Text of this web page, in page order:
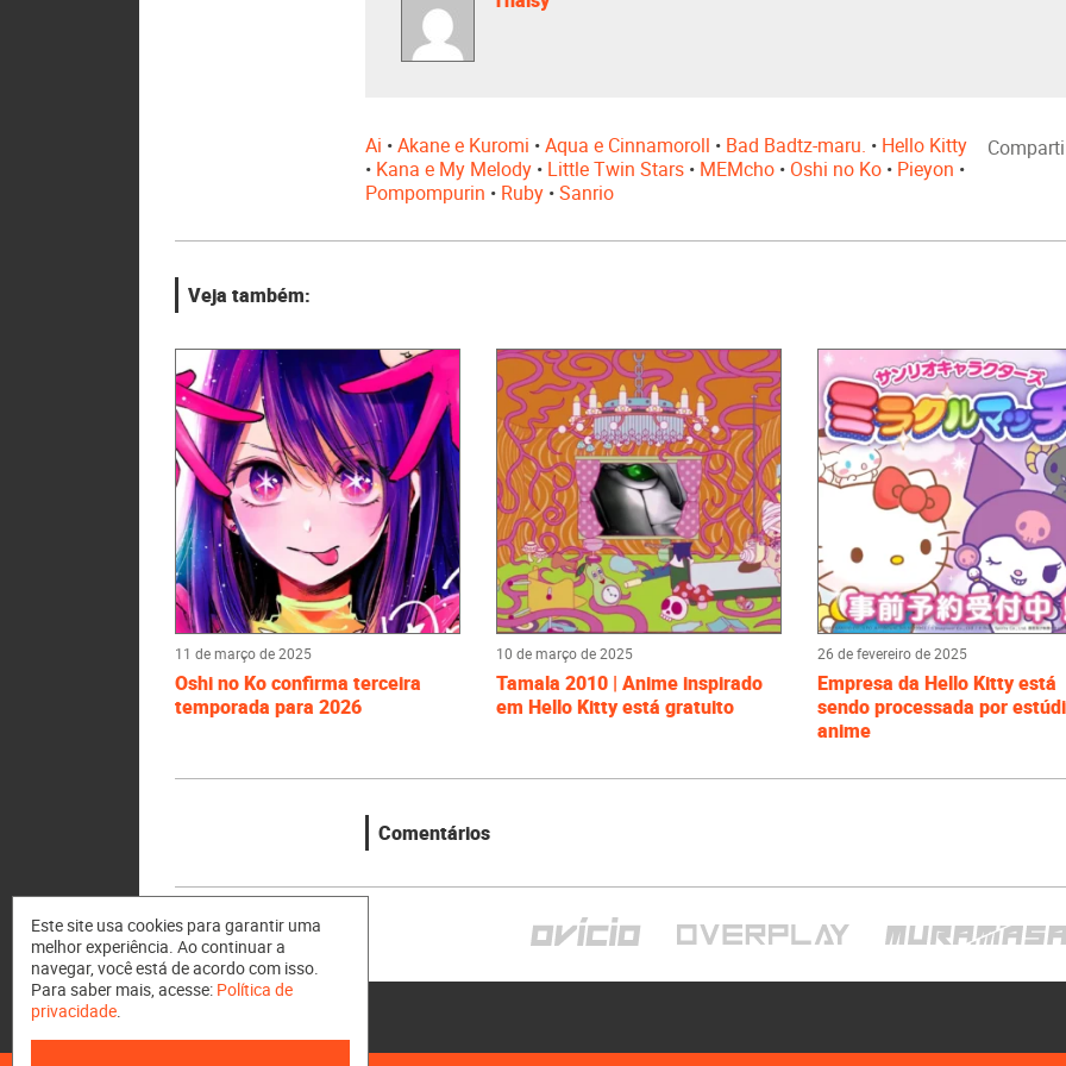
Ai •Akane e Kuromi •Aqua e Cinnamoroll • Bad Badtz-maru. • Hello Kitty
• Kana e My Melody • Little Twin Stars • MEMcho • Oshi no Ko • Pieyon •
Pompompurin • Ruby •Sanrio
Veja também:
11 de março de 2025
Oshi no Ko confirma terceira
temporada para 2026
10 de março de 2025
Tamala 2010 | Anime inspirado
em Hello Kitty está gratuito
26 de fevereiro de 2025
Empresa da Hello Kitty está
sendo processada por
anime
Comentários
Este site usa cookies para garantir uma
melhor experiência. Ao continuar a
navegar, você está de acordo com isso.
Para saber mais, acesse: Política de
privacidade.